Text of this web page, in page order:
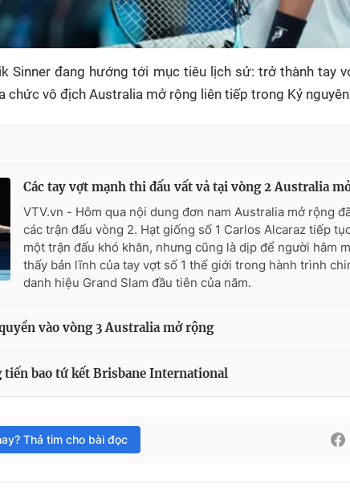
Sinner đang hướng tới mục tiêu lịch sử: trở thành tay
chức vô địch Australia mở rộng liên tiếp trong Kỷ
Các tay vợt mạnh thi đấu vất vả tại vòng 2 Australia
VTV.vn - Hôm qua nội dung đơn nam Australia mở rộng
các trận đấu vòng 2. Hạt giống số 1 Carlos Alcaraz tiếp
một trận đấu khó khăn, nhưng cũng là dịp để người hâm
thấy bản lĩnh của tay vợt số 1 thế giới trong hành trình
danh hiệu Grand Slam đầu tiên của năm.
vào vòng 3 Australia mở rộng
tiến bao tứ kết Brisbane International
Thả tim cho bài đọc